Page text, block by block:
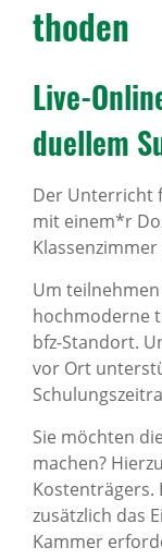
thoden
Live-
du­ellem
Der Unterricht
mit einem*r
Um
hochmoderne
bfz-Standort.
vor Ort
Sie möchten
machen?
Kostenträgers.
zusätzlich das
Kammer